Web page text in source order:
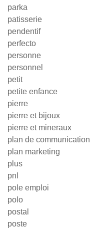
parka
patisserie
pendentif
perfecto
personne
personnel
petit
petite enfance
pierre
pierre et bijoux
pierre et mineraux
plan de communication
plan marketing
plus
pnl
pole emploi
polo
postal
poste